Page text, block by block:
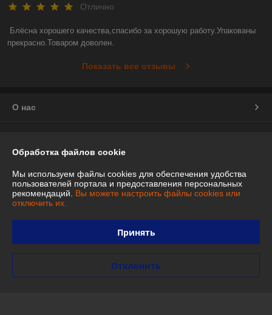
Отлично
Блёсна хорошего качества,спасибо за хорошую работу.Упакованы
прекрасно.Товаром доволен.
Показать все отзывы
О нас
График работы
Полная версия сайта
Сайт создан на платформе Deal.by
Обработка файлов cookie
Мы используем файлы cookies для обеспечения удобства
пользователей портала и предоставления персональных
рекомендаций. Вы можете настроить файлы cookies или
отключить их.
Принять
Отклонить